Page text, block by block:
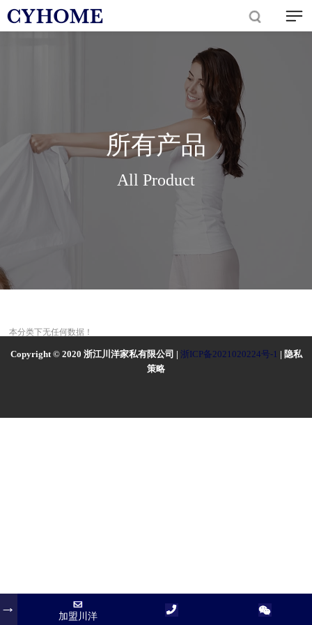
所有产品
All Product
本分类下无任何数据！
Copyright © 2020 浙江川洋家私有限公司 | 浙ICP备2021020224号-1 | 隐私
策略
加盟川洋
加盟川洋